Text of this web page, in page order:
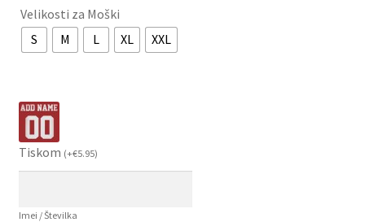
Velikosti za Moški
S
M L XL XXL
Tiskom (+€5.95)
Imei / Številka